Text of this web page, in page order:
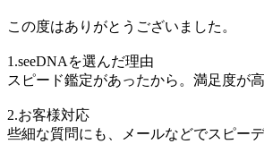
この度はありがとうございました。
1.seeDNAを選んだ理由
スピード鑑定があったから。満足度が高
2.お客様対応
些細な質問にも、メールなどでスピー